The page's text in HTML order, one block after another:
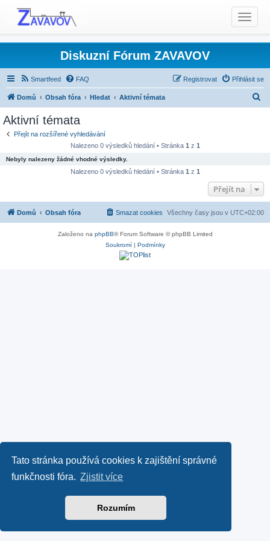
Tato stránka používá cookies k zajištění správné
funkčnosti fóra. Zjistit více
Rozumím
T
o
g
l
e
n
o
n
Diskuzní Fórum ZAVAVOV
Smartfeed FAQ Přihlásit se
Registrovat
Domů Obsah fóra Hledat Aktivní témata
Aktivní témata
Přejít na rozšířené vyhledávání
Nalezeno 0 výsledků hledání • Stránka 1 z 1
Nebyly nalezeny žádné vhodné výsledky.
Nalezeno 0 výsledků hledání • Stránka 1 z 1
Přejít na
Domů Obsah fóra Všechny časy jsou v UTC+02:00
Smazat cookies
Založeno na phpBB® Forum Software © phpBB Limited
Soukromí| Podmínky